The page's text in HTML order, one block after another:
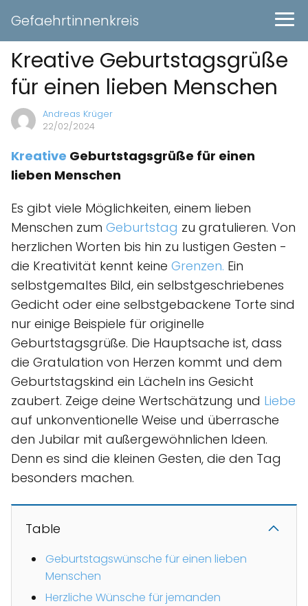
Gefaehrtinnenkreis
Kreative Geburtstagsgrüße
für einen lieben Menschen
Andreas Krüger
22/02/2024
Kreative Geburtstagsgrüße für einen
lieben Menschen
Es gibt viele Möglichkeiten, einem lieben
Menschen zum Geburtstag zu gratulieren. Von
herzlichen Worten bis hin zu lustigen Gesten -
die Kreativität kennt keine Grenzen. Ein
selbstgemaltes Bild, ein selbstgeschriebenes
Gedicht oder eine selbstgebackene Torte sind
nur einige Beispiele für originelle
Geburtstagsgrüße. Die Hauptsache ist, dass
die Gratulation von Herzen kommt und dem
Geburtstagskind ein Lächeln ins Gesicht
zaubert. Zeige deine Wertschätzung und Liebe
auf unkonventionelle Weise und überrasche
den Jubilar mit außergewöhnlichen Ideen.
Denn es sind die kleinen Gesten, die den Tag
besonders machen.
Table
Geburtstagswünsche für einen lieben
Menschen
Herzliche Wünsche für jemanden